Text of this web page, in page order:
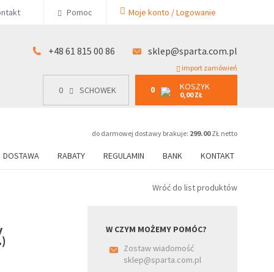
Pomoc Moje konto / Logowanie
+48 61 815 00 86 sklep@sparta.com.pl
import zamówień
0 SCHOWEK 0 KOSZYK
0,00 ZŁ
do darmowej dostawy brakuje: 299.00ZŁ netto
DOSTAWA RABATY REGULAMIN BANK KONTAKT
0 SCHOWEK 0 KOSZYK
0,00 ZŁ
00 86
Wróć do list produktów
W CZYM MOŻEMY POMÓC?
Zostaw wiadomość
sklep@sparta.com.pl